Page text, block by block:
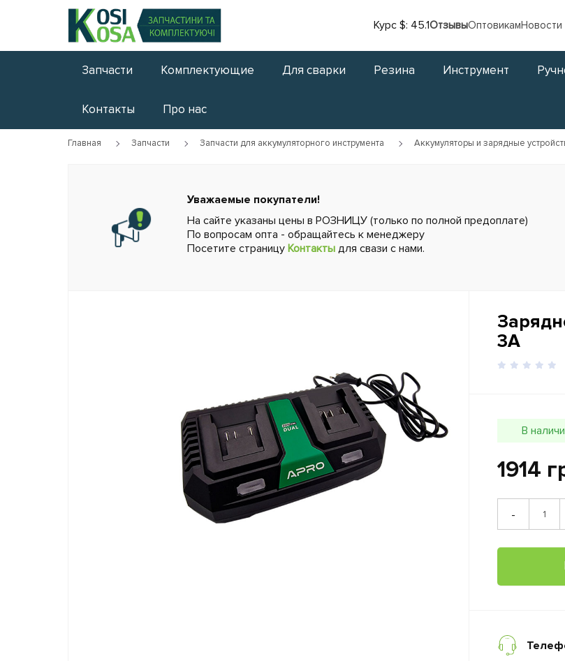
Курс $: 45.1ОтзывыОптовикамНовости
Запчасти Комплектующие Для сварки Резина Инструмент
Контакты Про нас
Главная Запчасти Запчасти для аккумуляторного инструмента Аккумуляторы и зарядные
Уважаемые покупатели!
На сайте указаны цены в РОЗНИЦУ (только по полной предоплате)
По вопросам опта - обращайтесь к менеджеру
Посетите страницу Контакты для свази с нами.
3А
В
1914
-